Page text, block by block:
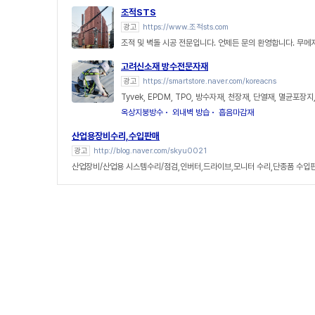
조적STS
광고 https://www.조적sts.com
조적 및 벽돌 시공 전문입니다. 언제든 문의 환영합니다. 무메
고려신소재 방수전문자재
광고 https://smartstore.naver.com/koreacns
Tyvek, EPDM, TPO, 방수자재, 천장재, 단열재, 멸균포장지
옥상지붕방수
외내벽 방습 흡음마감재
산업용장비수리,수입판매
광고 http://blog.naver.com/skyu0021
산업장비/산업용 시스템수리/점검,인버터,드라이브,모니터 수리,단종품 수입